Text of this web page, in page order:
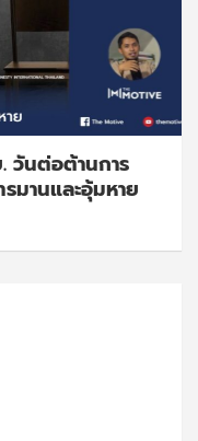
วันต่อต้านการ
มานและอุ้มหาย